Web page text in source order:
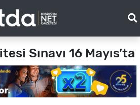
Sınavı 16 Mayıs’ta